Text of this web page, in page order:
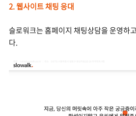
2. 웹사이트 채팅 응대
슬로워크는 홈페이지 채팅상담을 운영하
다.